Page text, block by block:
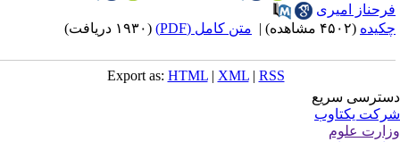
امیری
(۴۵۰۲ مشاهده) | متن کامل (PDF) (۱۹۳۰ دریافت)
Export as:HTML |XML |RSS
سریع
یکتاوب
علوم